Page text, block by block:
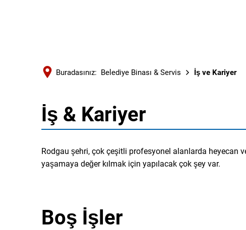
Buradasınız: Belediye Binası & Servis İş ve Kariyer
Kariyer
İş & Kariyer
Rodgau şehri, çok çeşitli profesyonel alanlarda heyecan
yaşamaya değer kılmak için yapılacak çok şey var.
Boş İşler